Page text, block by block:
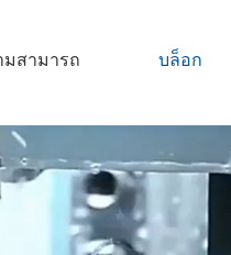
มสามารถ บล็อก